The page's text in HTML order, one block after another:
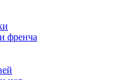
френча